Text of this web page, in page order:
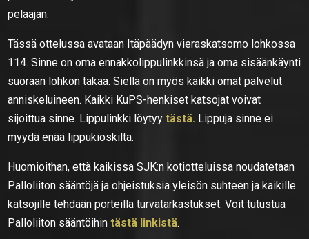
pelaajan.
Tässä ottelussa avataan Itäpäädyn vieraskatsomo lohkossa
114. Sinne on oma ennakkolippulinkkinsä ja oma sisäänkäynti
suoraan lohkon takaa. Siellä on myös kaikki omat palvelut
anniskeluineen. Kaikki KuPS-henkiset katsojat voivat
sijoittua sinne. Lippulinkki löytyytästä. Lippuja sinne ei
myydä enää lippukioskilta.
Huomioithan, että kaikissa SJK:n kotiotteluissa noudatetaan
Palloliiton sääntöjä ja ohjeistuksia yleisön suhteen ja kaikille
katsojille tehdään porteilla turvatarkastukset. Voit tutustua
Palloliiton sääntöihin tästä linkistä.